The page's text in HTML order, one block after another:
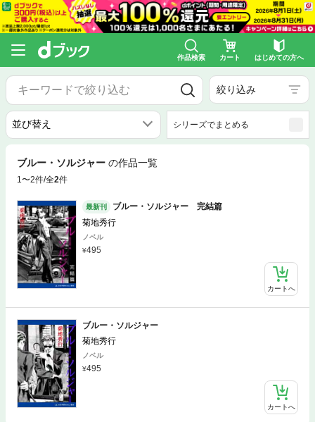
作品検索 カート はじめての方へ
絞り込み
シリーズでまとめる
ブルー・ソルジャー の作品一覧
1〜2件/全2件
最新刊
ブルー・ソルジャー 完結篇
菊地秀行
ノベル
495
カートへ
ブルー・ソルジャー
菊地秀行
ノベル
495
カートへ